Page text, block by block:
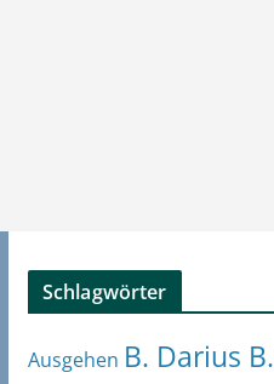
Schlagwörter
Ausgehen B. Darius B.